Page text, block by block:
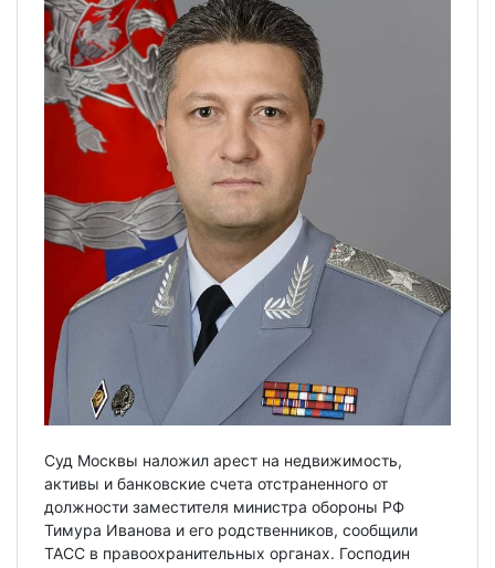
Суд Москвы наложил арест на недвижимость,
активы и банковские счета отстраненного от
должности заместителя министра обороны РФ
Тимура Иванова и его родственников, сообщили
ТАСС в правоохранительных органах. Господин